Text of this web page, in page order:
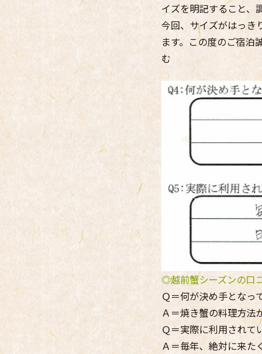
イズを明記すること、
今回、サイズがはっき
ます。この度のご宿泊
む
◎越前蟹シーズンの口
Ｑ＝何が決め手となっ
Ａ＝焼き蟹の料理方法
Ｑ＝実際に利用されて
Ａ＝毎年、絶対に来た